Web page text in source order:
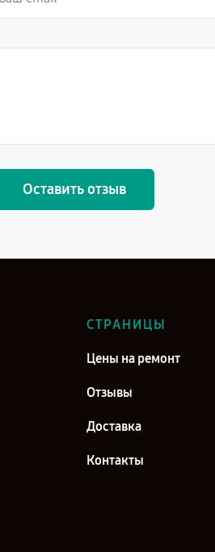
Оставить отзыв
СТРАНИЦЫ
Цены на ремонт
Отзывы
Доставка
Контакты